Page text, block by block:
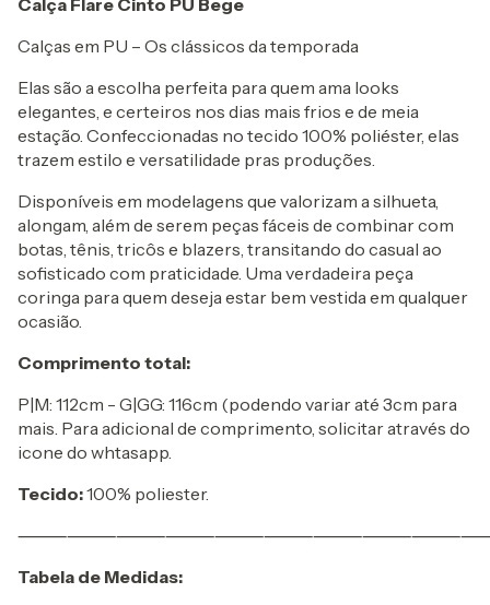
Calças em PU – Os clássicos da temporada
Elas são a escolha perfeita para quem ama looks
elegantes, e certeiros nos dias mais frios e de meia
estação. Confeccionadas no tecido 100% poliéster, elas
trazem estilo e versatilidade pras produções.
Disponíveis em modelagens que valorizam a silhueta,
alongam, além de serem peças fáceis de combinar com
botas, tênis, tricôs e blazers, transitando do casual ao
sofisticado com praticidade. Uma verdadeira peça
coringa para quem deseja estar bem vestida em qualquer
ocasião.
Comprimento total:
P|M: 112cm - G|GG: 116cm (podendo variar até 3cm para
mais. Para adicional de comprimento, solicitar através do
icone do whtasapp.
Tecido:100% poliester.
Tabela de Medidas: